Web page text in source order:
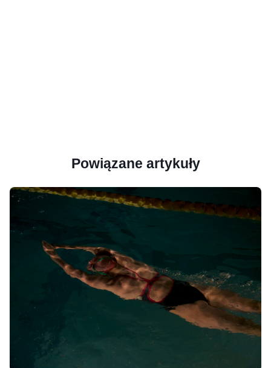
Powiązane artykuły